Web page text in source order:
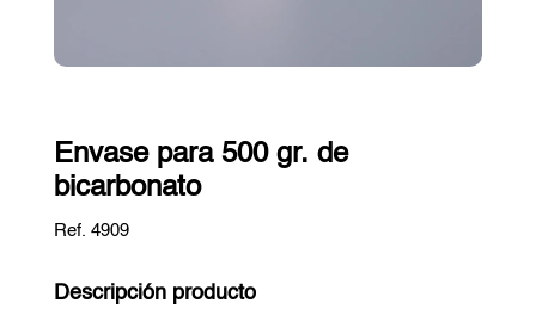
Envase para 500 gr. de
bicarbonato
Ref. 4909
Descripción producto